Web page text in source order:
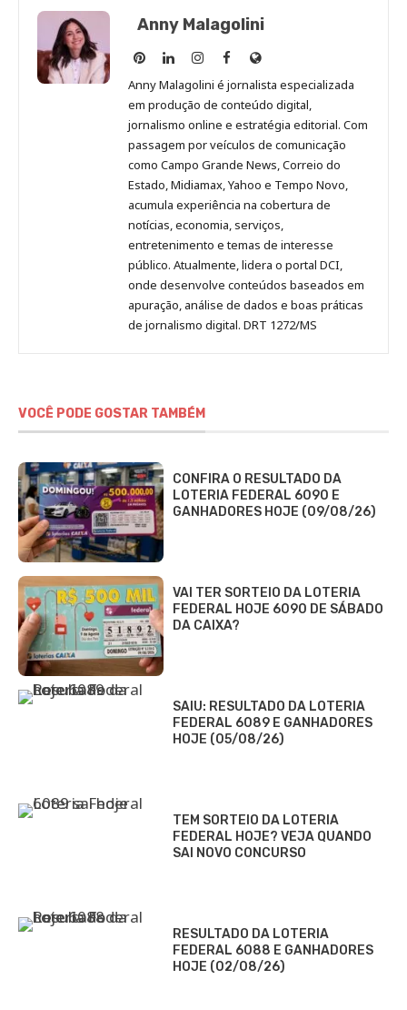
Anny Malagolini
Anny
Malagolini
no
Pinterest
Anny
Malagolini
no
LinkedIn
Anny
Malagolini
no
Instagram
Anny
Malagolini
no
Facebook
Site
de
Anny
Malagolini
Anny Malagolini é jornalista especializada
em produção de conteúdo digital,
jornalismo online e estratégia editorial. Com
passagem por veículos de comunicação
como Campo Grande News, Correio do
Estado, Midiamax, Yahoo e Tempo Novo,
acumula experiência na cobertura de
notícias, economia, serviços,
entretenimento e temas de interesse
público. Atualmente, lidera o portal DCI,
onde desenvolve conteúdos baseados em
apuração, análise de dados e boas práticas
de jornalismo digital. DRT 1272/MS
VOCÊ PODE GOSTAR TAMBÉM
CONFIRA O RESULTADO DA
LOTERIA FEDERAL 6090 E
GANHADORES HOJE (09/08/26)
VAI TER SORTEIO DA LOTERIA
FEDERAL HOJE 6090 DE SÁBADO
DA CAIXA?
SAIU: RESULTADO DA LOTERIA
FEDERAL 6089 E GANHADORES
HOJE (05/08/26)
TEM SORTEIO DA LOTERIA
FEDERAL HOJE? VEJA QUANDO
SAI NOVO CONCURSO
RESULTADO DA LOTERIA
FEDERAL 6088 E GANHADORES
HOJE (02/08/26)